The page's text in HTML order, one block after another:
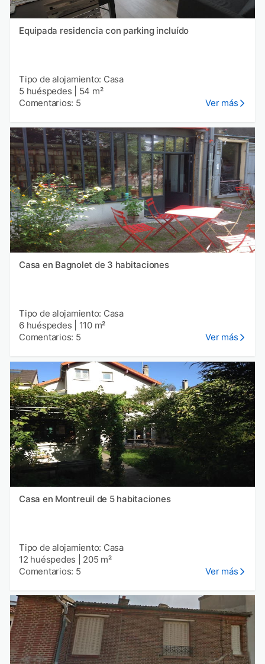
Equipada residencia con parking incluído
Tipo de alojamiento: Casa
5 huéspedes
54 m²
Comentarios: 5
Ver más
Casa en Bagnolet de 3 habitaciones
Tipo de alojamiento: Casa
6 huéspedes
110 m²
Comentarios: 5
Ver más
Casa en Montreuil de 5 habitaciones
Tipo de alojamiento: Casa
12 huéspedes
205 m²
Comentarios: 5
Ver más